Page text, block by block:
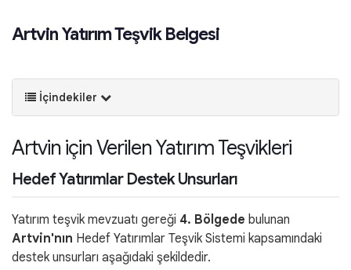
Artvin Yatırım Teşvik Belgesi
İçindekiler
Artvin için Verilen Yatırım Teşvikleri
Hedef Yatırımlar Destek Unsurları
Yatırım teşvik mevzuatı gereği 4. Bölgede bulunan
Artvin'nın Hedef Yatırımlar Teşvik Sistemi kapsamındaki
destek unsurları aşağıdaki şekildedir.